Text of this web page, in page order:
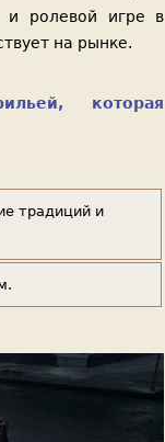
и ролевой игре в
на рынке.
которая
традиций и